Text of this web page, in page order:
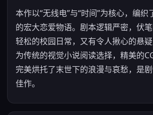
本作以“无线电”与“时间”为核心，编织
的宏大恋爱物语。剧本逻辑严密，伏
轻松的校园日常，又有令人揪心的悬
为传统的视觉小说阅读选择，精美的
完美烘托了末世下的浪漫与哀愁，是
佳作。